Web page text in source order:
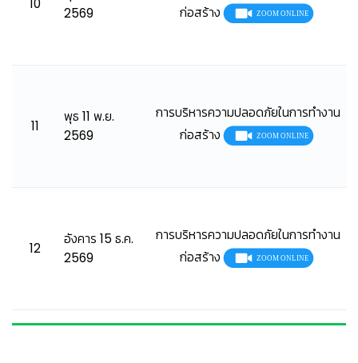
2569
ก่อสร้าง
11
พุธ 11 พ.ย.
2569
การบริหารความปลอดภัยในการทำงาน
ก่อสร้าง
12
อังคาร 15 ธ.ค.
2569
การบริหารความปลอดภัยในการทำงาน
ก่อสร้าง